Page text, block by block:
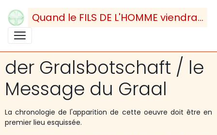
Quand le FILS DE L'HOMME viendra...
der Gralsbotschaft / le
Message du Graal
La chronologie de l'apparition de cette oeuvre doit être en
premier lieu esquissée.